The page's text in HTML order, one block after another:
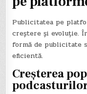
Publicitatea pe
creștere și evoluție.
formă de publicitate
eficientă.
Creșterea